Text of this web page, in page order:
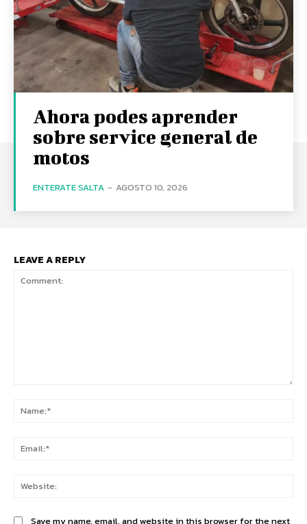
Ahora podes aprender
sobre service general de
motos
ENTERATE SALTA - AGOSTO 10, 2026
LEAVE A REPLY
Save my name, email, and website in this browser for the next